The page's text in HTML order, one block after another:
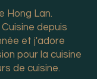
Hong Lan.
depuis
et j'adore
pour la cuisine
de cuisine.